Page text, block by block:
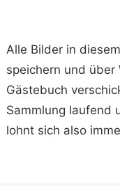
Alle Bilder in
speichern und über
Gästebuch
Sammlung laufend
lohnt sich also